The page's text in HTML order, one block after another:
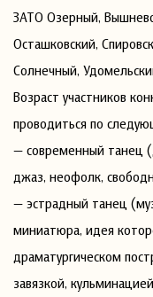
ЗАТО Озерный,
Осташковский,
Солнечный,
Возраст участников
проводиться по
— современный танец
джаз, неофолк,
— эстрадный танец
миниатюра, идея
драматургическом
завязкой,